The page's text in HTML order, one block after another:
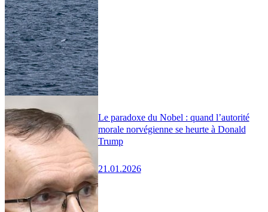
Le paradoxe du Nobel : quand l’autorité
morale norvégienne se heurte à Donald
Trump
21.01.2026